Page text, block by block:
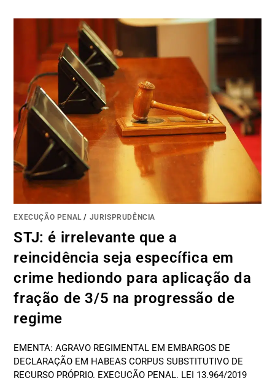
EXECUÇÃO PENAL/ JURISPRUDÊNCIA
STJ: é irrelevante que a
reincidência seja específica em
crime hediondo para aplicação da
fração de 3/5 na progressão de
regime
EMENTA: AGRAVO REGIMENTAL EM EMBARGOS DE
DECLARAÇÃO EM HABEAS CORPUS SUBSTITUTIVO DE
RECURSO PRÓPRIO. EXECUÇÃO PENAL. LEI 13.964/2019